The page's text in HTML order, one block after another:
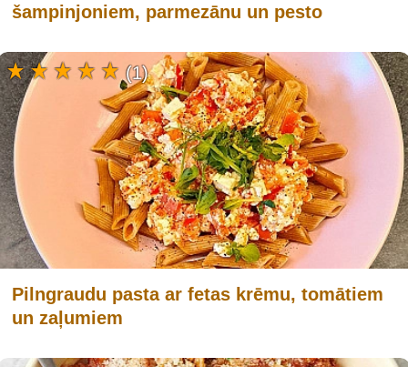
šampinjoniem, parmezānu un pesto
Pilngraudu pasta ar fetas krēmu, tomātiem
un zaļumiem
(1)